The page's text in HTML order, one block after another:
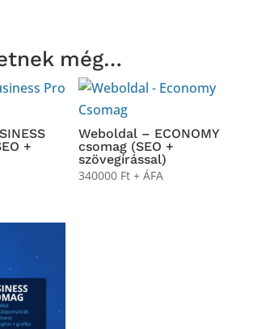
még…
+
Weboldal – ECONOMY
csomag (SEO +
szövegírással)
340000 Ft + ÁFA